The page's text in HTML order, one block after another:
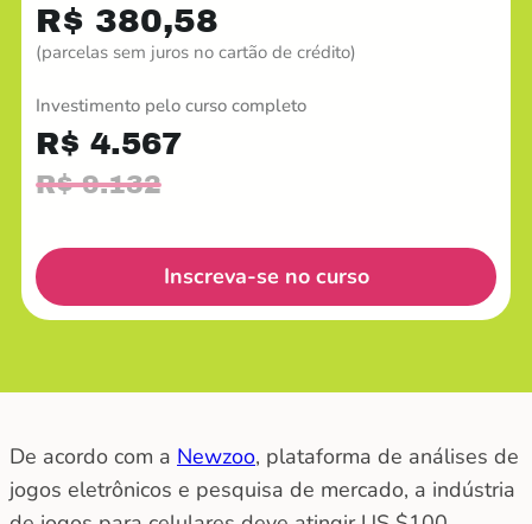
R$ 380,58
(parcelas sem juros no cartão de crédito)
Investimento pelo curso completo
R$ 4.567
R$ 9.132
Inscreva-se no curso
De acordo com a Newzoo, plataforma de análises de
jogos eletrônicos e pesquisa de mercado, a indústria